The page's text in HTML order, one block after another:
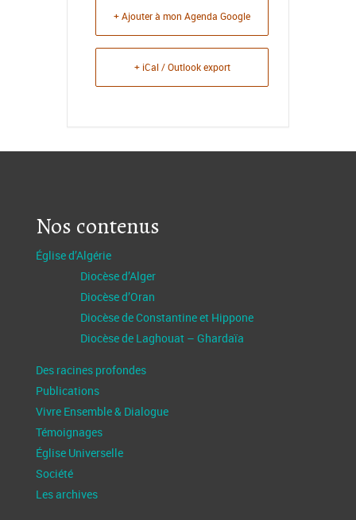
+ Ajouter à mon Agenda Google
+ iCal / Outlook export
Nos contenus
Église d’Algérie
Diocèse d’Alger
Diocèse d’Oran
Diocèse de Constantine et Hippone
Diocèse de Laghouat – Ghardaïa
Des racines profondes
Publications
Vivre Ensemble & Dialogue
Témoignages
Église Universelle
Société
Les archives